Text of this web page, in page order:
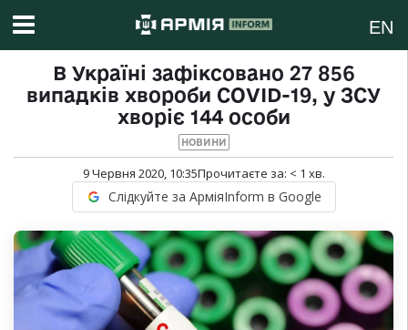
EN
В Україні зафіксовано 27 856
випадків хвороби COVID-19, у ЗСУ
хворіє 144 особи
НОВИНИ
9 Червня 2020, 10:35Прочитаєте за: < 1 хв.
Слідкуйте за АрміяInform в Google